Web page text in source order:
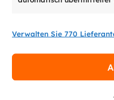
Verwalten Sie 770
Das an Sie
eine
können den